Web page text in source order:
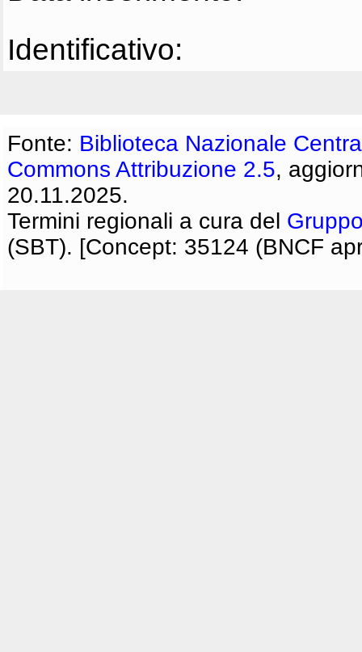
Identificativo:
Fonte: Biblioteca Nazionale
Commons Attribuzione 2.5,
20.11.2025.
Termini regionali a cura del
(SBT). [Concept: 35124 (BNCF